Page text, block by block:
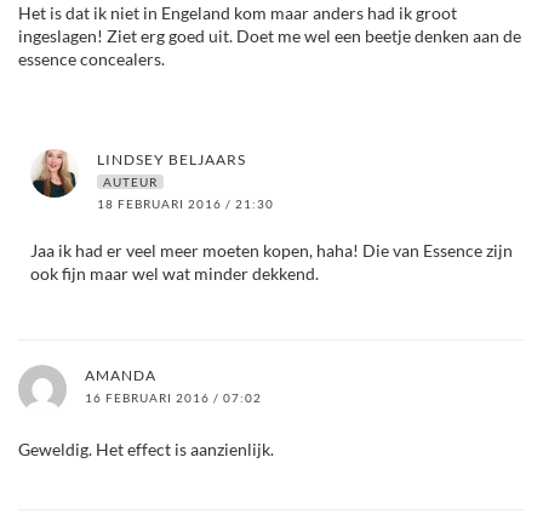
Het is dat ik niet in Engeland kom maar anders had ik groot
ingeslagen! Ziet erg goed uit. Doet me wel een beetje denken aan de
essence concealers.
LINDSEY BELJAARS
AUTEUR
18 FEBRUARI 2016 / 21:30
Jaa ik had er veel meer moeten kopen, haha! Die van Essence zijn
ook fijn maar wel wat minder dekkend.
AMANDA
16 FEBRUARI 2016 / 07:02
Geweldig. Het effect is aanzienlijk.